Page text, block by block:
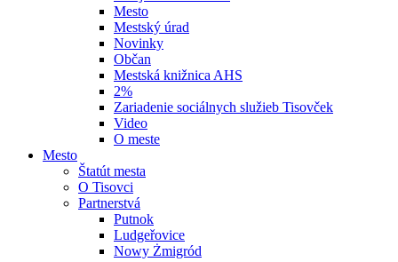
Mesto
Mestský úrad
Novinky
Občan
Mestská knižnica AHS
2%
Zariadenie sociálnych služieb Tisovček
Video
O meste
Mesto
Štatút mesta
O Tisovci
Partnerstvá
Putnok
Ludgeřovice
Nowy Żmigród